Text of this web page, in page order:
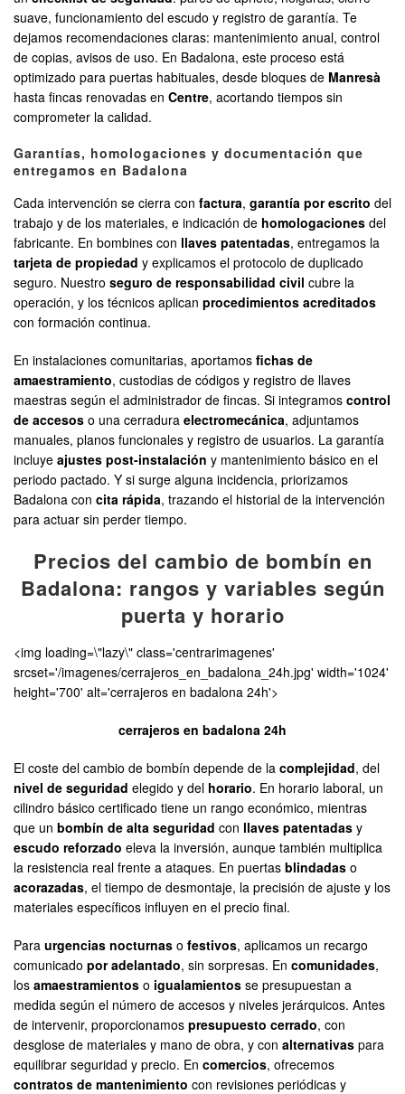
suave, funcionamiento del escudo y registro de garantía. Te
dejamos recomendaciones claras: mantenimiento anual, control
de copias, avisos de uso. En Badalona, este proceso está
optimizado para puertas habituales, desde bloques de Manresà
hasta fincas renovadas en Centre, acortando tiempos sin
comprometer la calidad.
Garantías, homologaciones y documentación que
entregamos en Badalona
Cada intervención se cierra con factura, garantía por escrito del
trabajo y de los materiales, e indicación de homologaciones del
fabricante. En bombines con llaves patentadas, entregamos la
tarjeta de propiedad y explicamos el protocolo de duplicado
seguro. Nuestro seguro de responsabilidad civil cubre la
operación, y los técnicos aplican procedimientos acreditados
con formación continua.
En instalaciones comunitarias, aportamos fichas de
amaestramiento, custodias de códigos y registro de llaves
maestras según el administrador de fincas. Si integramos control
de accesos o una cerradura electromecánica, adjuntamos
manuales, planos funcionales y registro de usuarios. La garantía
incluye ajustes post-instalación y mantenimiento básico en el
periodo pactado. Y si surge alguna incidencia, priorizamos
Badalona con cita rápida, trazando el historial de la intervención
para actuar sin perder tiempo.
Precios del cambio de bombín en
Badalona: rangos y variables según
puerta y horario
<img loading=\"lazy\" class='centrarimagenes'
srcset='/imagenes/cerrajeros_en_badalona_24h.jpg' width='1024'
height='700' alt='cerrajeros en badalona 24h'>
cerrajeros en badalona 24h
El coste del cambio de bombín depende de la complejidad, del
nivel de seguridad elegido y del horario. En horario laboral, un
cilindro básico certificado tiene un rango económico, mientras
que un bombín de alta seguridad con llaves patentadas y
escudo reforzado eleva la inversión, aunque también multiplica
la resistencia real frente a ataques. En puertas blindadas o
acorazadas, el tiempo de desmontaje, la precisión de ajuste y los
materiales específicos influyen en el precio final.
Para urgencias nocturnas o festivos, aplicamos un recargo
comunicado por adelantado, sin sorpresas. En comunidades,
los amaestramientos o igualamientos se presupuestan a
medida según el número de accesos y niveles jerárquicos. Antes
de intervenir, proporcionamos presupuesto cerrado, con
desglose de materiales y mano de obra, y con alternativas para
equilibrar seguridad y precio. En comercios, ofrecemos
contratos de mantenimiento con revisiones periódicas y